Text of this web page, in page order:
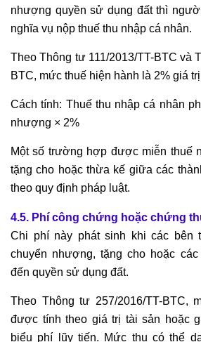
nhượng quyền sử dụng đất thì
nghĩa vụ nộp thuế thu nhập cá nhân.
Theo Thông tư 111/2013/TT-BTC và
BTC, mức thuế hiện hành là 2% giá
Cách tính: Thuế thu nhập cá nhân
nhượng × 2%
Một số trường hợp được miễn thuế
tặng cho hoặc thừa kế giữa các
theo quy định pháp luật.
4.5. Phí công chứng hoặc chứng
Chi phí này phát sinh khi các bên
chuyển nhượng, tặng cho hoặc
đến quyền sử dụng đất.
Theo Thông tư 257/2016/TT-BTC,
được tính theo giá trị tài sản hoặc
biểu phí lũy tiến. Mức thu có thể